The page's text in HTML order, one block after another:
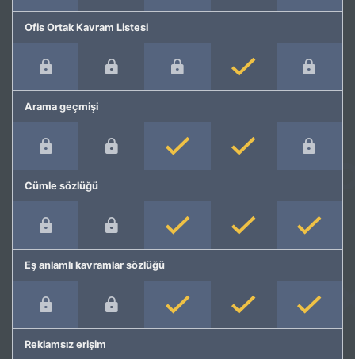
Ofis Ortak Kavram Listesi
Arama geçmişi
Cümle sözlüğü
Eş anlamlı kavramlar sözlüğü
Reklamsız erişim